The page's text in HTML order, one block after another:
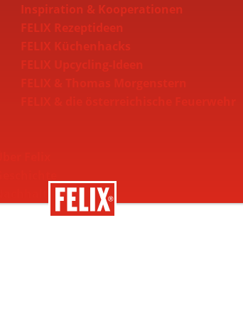
Inspiration & Kooperationen
FELIX Rezeptideen
FELIX Küchenhacks
FELIX Upcycling-Ideen
Nachhaltigkeit